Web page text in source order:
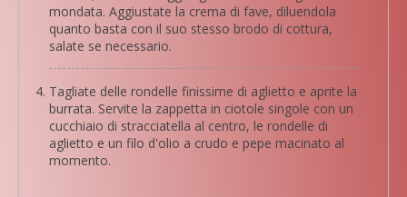
mondata. Aggiustate la crema di fave, diluendola
quanto basta con il suo stesso brodo di cottura,
salate se necessario.
Tagliate delle rondelle finissime di aglietto e aprite la
burrata. Servite la zappetta in ciotole singole con un
cucchiaio di stracciatella al centro, le rondelle di
aglietto e un filo d'olio a crudo e pepe macinato al
momento.